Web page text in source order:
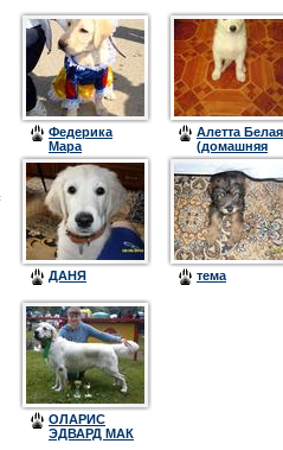
Федерика
Мара
Алетта Белая
(домашняя
кличка
ДАНЯ тема
ОЛАРИС
ЭДВАРД МАК